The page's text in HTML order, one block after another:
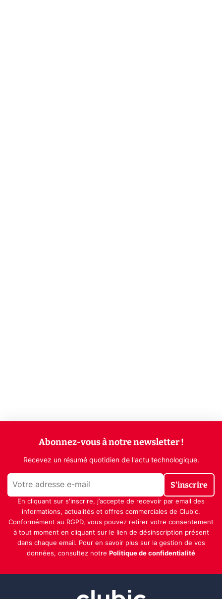
Abonnez-vous à notre newsletter !
Recevez un résumé quotidien de l'actu technologique.
S'inscrire
En cliquant sur s'inscrire, j’accepte de recevoir par email des
informations, actualités et offres commerciales de Clubic.
Conformément au RGPD, vous pouvez retirer votre consentement
à tout moment en cliquant sur le lien de désinscription présent
dans chaque email. Pour en savoir plus sur la gestion de vos
données, consultez notre Politique de confidentialité